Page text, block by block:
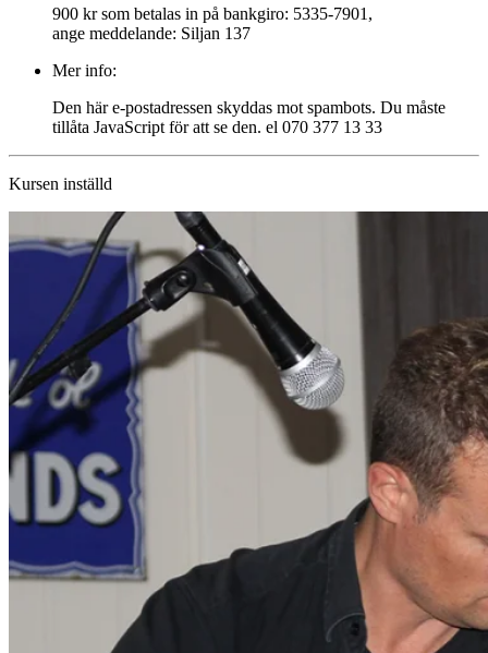
900 kr som betalas in på bankgiro: 5335-7901,
ange meddelande: Siljan 137
Mer info:
Den här e-postadressen skyddas mot spambots. Du måste
tillåta JavaScript för att se den. el 070 377 13 33
Kursen inställd